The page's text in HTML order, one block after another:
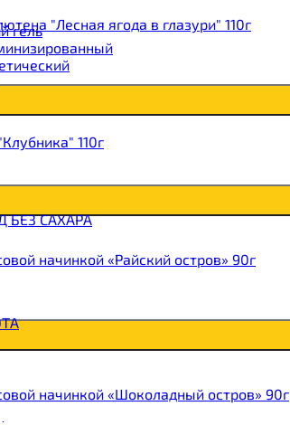
гель
САХАРА
"Лесная ягода в глазури" 110г
110г
начинкой «Райский остров» 90г
начинкой «Шоколадный остров» 90г